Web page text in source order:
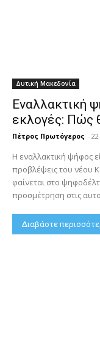
Δυτική Μακεδονία
Εναλλακτική
εκλογές: Πώς
Πέτρος Πρωτόγερος -
Η εναλλακτική ψήφος
προβλέψεις του νέου
φαίνεται στο
προσμέτρηση στις
Διαβάστε